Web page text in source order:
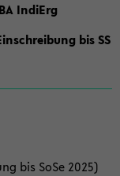
IndiErg
bis SS
bis SoSe 2025)